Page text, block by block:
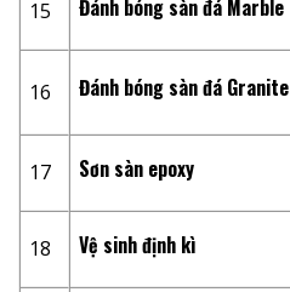
15 Đánh bóng sàn đá Marble
16 Đánh bóng sàn đá Granite
17 Sơn sàn epoxy
18 Vệ sinh định kì